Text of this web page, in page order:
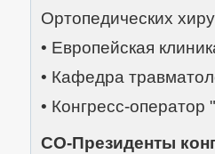
Ортопедических
• Европейская
• Кафедра
• Конгресс-
СО-Президенты